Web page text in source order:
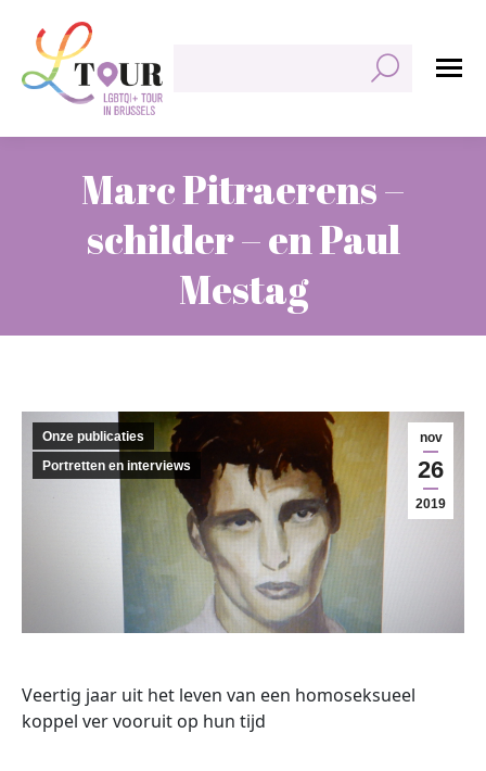
Marc Pitraerens –
schilder – en Paul
Mestag
nov
26
2019
Onze publicaties
Portretten en interviews
Veertig jaar uit het leven van een homoseksueel
koppel ver vooruit op hun tijd